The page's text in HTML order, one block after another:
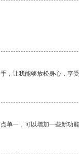
，让我能够放松身心，享受
单一，可以增加一些新功